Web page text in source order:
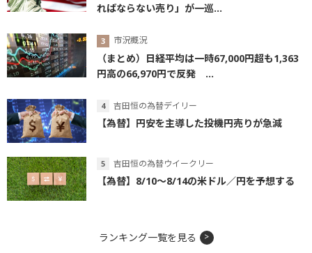
ればならない売り」が一巡...
市況概況
（まとめ）日経平均は一時67,000円超も1,363
円高の66,970円で反発 ...
吉田恒の為替デイリー
【為替】円安を主導した投機円売りが急減
吉田恒の為替ウイークリー
【為替】8/10～8/14の米ドル／円を予想する
ランキング一覧を見る